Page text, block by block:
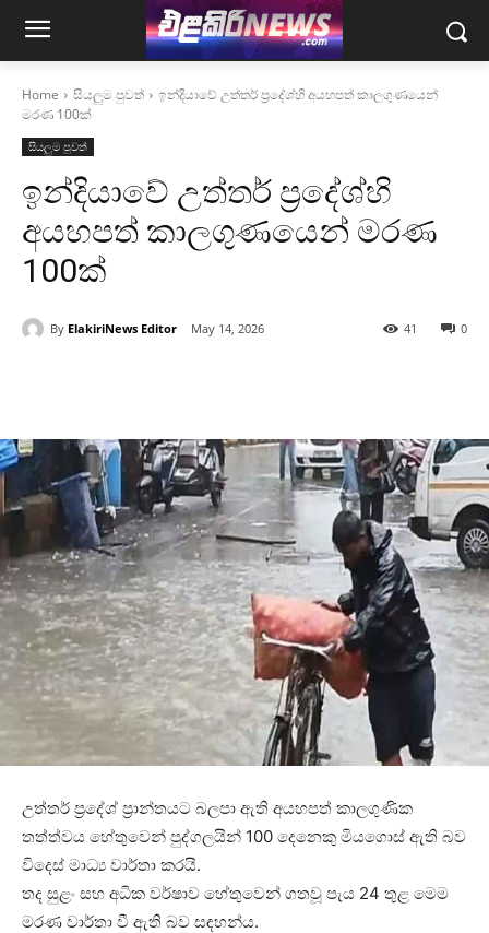
Home සියලුම පුවත්
ඉන්දියාවේ උත්තර් ප්‍රදේශ්හි අයහපත් කාලගුණයෙන්
මරණ 100ක්
සියලුම පුවත්
ඉන්දියාවේ උත්තර් ප්‍රදේශ්හි
අයහපත් කාලගුණයෙන් මරණ
100ක්
By ElakiriNews Editor May 14, 2026 0
41
උත්තර් ප්‍රදේශ් ප්‍රාන්තයට බලපා ඇති අයහපත් කාලගුණික
තත්ත්වය හේතුවෙන් පුද්ගලයින් 100 දෙනෙකු මියගොස් ඇති බව
විදෙස් මාධ්‍ය වාර්තා කරයි.
තද සුළං සහ අධික වර්ෂාව හේතුවෙන් ගතවූ පැය 24 තුළ මෙම
මරණ වාර්තා වී ඇති බව සඳහන්ය.